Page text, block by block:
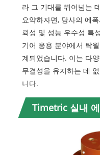
라 그 기대를 뛰어넘는
요약하자면, 당사의 에
뢰성 및 성능 우수성 특
기어 응용 분야에서 탁
계되었습니다. 이는 다
무결성을 유지하는 데
니다.
Timetric 실내